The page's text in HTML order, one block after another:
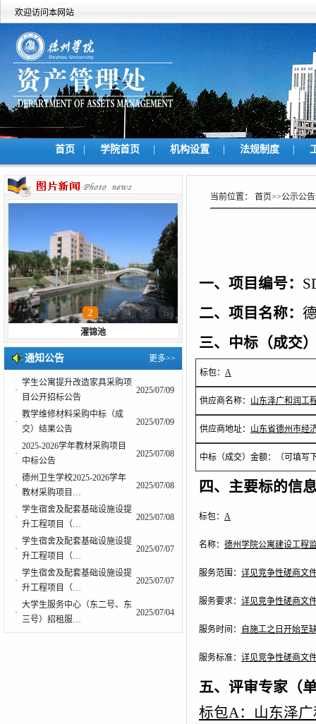
欢迎访问本网站
首页 | 学院首页 | 机构设置 | 法规制度 |
1 2 3 4 5 6
濯锦池
通知公告 更多>>
·
学生公寓提升改造家具采购项
目公开招标公告
2025/07/09
·
教学维修材料采购中标（成
交）结果公告
2025/07/09
·
2025-2026学年教材采购项目
中标公告
2025/07/08
·
德州卫生学校2025-2026学年
教材采购项目…
2025/07/08
·
学生宿舍及配套基础设施设提
升工程项目（…
2025/07/08
·
学生宿舍及配套基础设施设提
升工程项目（…
2025/07/07
·
学生宿舍及配套基础设施设提
升工程项目（…
2025/07/07
·
大学生服务中心（东二号、东
三号）招租服…
2025/07/04
当前位置： 首页>>公示公告
一、项目编号：
二、项目名称：
三、中标（成交
标包： A
供应商名称： 山东泽广和润工
供应商地址： 山东省德州市经
中标（成交）金额：（可填写
四、主要标的信
标包： A
名称： 德州学院公寓建设工程
服务范围： 详见竞争性磋商文
服务要求： 详见竞争性磋商文
服务时间： 自施工之日开始至
服务标准： 详见竞争性磋商文
五、评审专家（
标包A：山东泽